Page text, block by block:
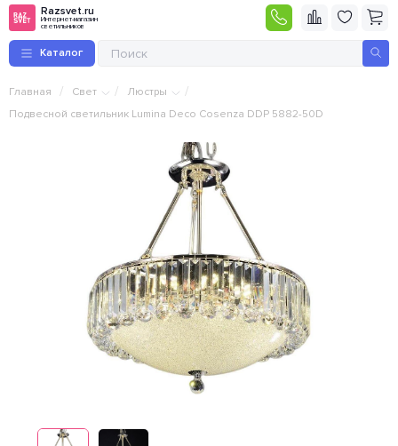
Razsvet.ru
Интернет-магазин
светильников
Каталог
Главная / Свет / Люстры /
Подвесной светильник Lumina Deco Cosenza DDP 5882-50D